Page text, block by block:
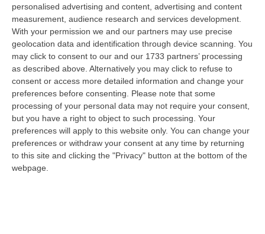
personalised advertising and content, advertising and content
measurement, audience research and services development.
With your permission we and our partners may use precise
geolocation data and identification through device scanning. You
may click to consent to our and our 1733 partners’ processing
as described above. Alternatively you may click to refuse to
consent or access more detailed information and change your
preferences before consenting. Please note that some
processing of your personal data may not require your consent,
but you have a right to object to such processing. Your
preferences will apply to this website only. You can change your
preferences or withdraw your consent at any time by returning
to this site and clicking the "Privacy" button at the bottom of the
webpage.
La sfida della camorra alla ‘ndrangheta, la
risposta violenta dei calabresi: un
omicidio “in diretta” sui criptofonini
Lo racconta alla Dda di Napoli un
collaboratore di giustizia. «Il messaggio era
chiaro: i clan calabresi non potevano essere